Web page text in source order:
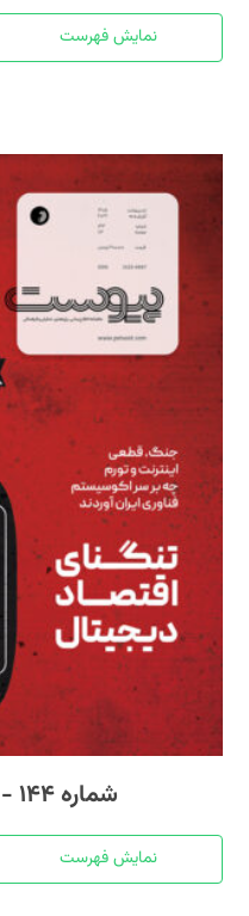
نمایش فهرست
شماره ۱۴۴ - ادریبهشت ۱۴۰۵
نمایش فهرست